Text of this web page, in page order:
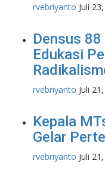
rvebriyanto Juli
Densus
Edukasi
rvebriyanto Juli
Kepala
Gelar
rvebriyanto Juli